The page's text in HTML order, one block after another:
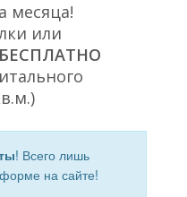
месяца!
или
БЕСПЛАТНО
! Всего лишь
на сайте!